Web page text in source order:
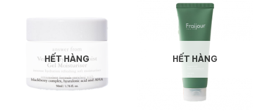
HẾT HÀNG HẾT HÀNG